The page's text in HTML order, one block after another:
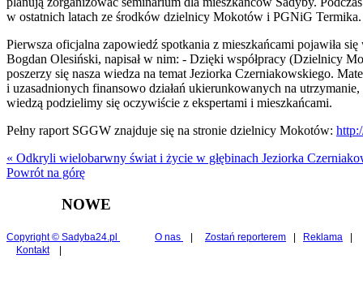
w ostatnich latach ze środków dzielnicy Mokotów i PGNiG Termika.
Pierwsza oficjalna zapowiedź spotkania z mieszkańcami pojawiła
Bogdan Olesiński, napisał w nim: - Dzięki współpracy (Dzielnicy
poszerzy się nasza wiedza na temat Jeziorka Czerniakowskiego.
i uzasadnionych finansowo działań ukierunkowanych na
wiedzą podzielimy się oczywiście z ekspertami i mieszkańcami.
Pełny raport SGGW znajduje się na stronie dzielnicy Mokotów:
« Odkryli wielobarwny świat i życie w głębinach Jeziorka
Powrót na górę
NOWE
Copyright © Sadyba24.pl O nas | Zostań reporterem | Reklama |
Kontakt|